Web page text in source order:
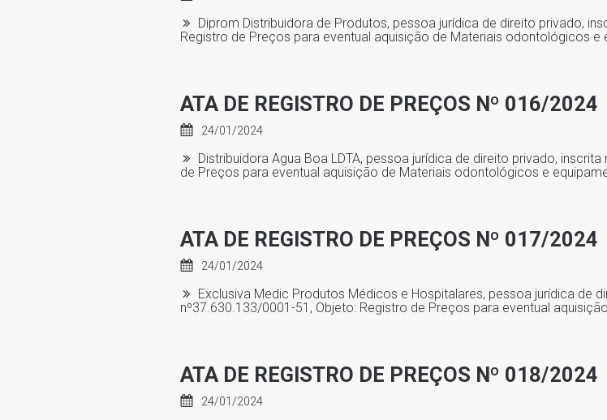
Diprom Distribuidora de Produtos, pessoa jurídica de direito privado,
Registro de Preços para eventual aquisição de Materiais odontológicos e
ATA DE REGISTRO DE PREÇOS Nº 016/2024
24/01/2024
Distribuidora Agua Boa LDTA, pessoa jurídica de direito privado,
de Preços para eventual aquisição de Materiais odontológicos e
ATA DE REGISTRO DE PREÇOS Nº 017/2024
24/01/2024
Exclusiva Medic Produtos Médicos e Hospitalares, pessoa jurídica de
nº37.630.133/0001-51, Objeto: Registro de Preços para eventual
ATA DE REGISTRO DE PREÇOS Nº 018/2024
24/01/2024